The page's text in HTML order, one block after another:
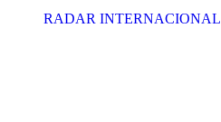
RADAR INTERNACIONAL